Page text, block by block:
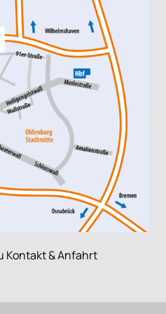
Kontakt & Anfahrt